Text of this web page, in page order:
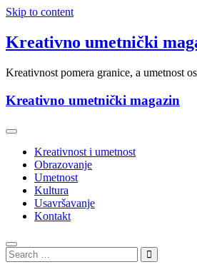
Skip to content
Kreativno umetnički
Kreativnost pomera granice, a umetnost
Kreativno umetnički magazin
Kreativnost i umetnost
Obrazovanje
Umetnost
Kultura
Usavršavanje
Kontakt